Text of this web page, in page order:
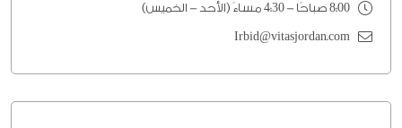
8:00 صباحًا - 4:30 مساءً (الأحد - الخميس)
Irbid@vitasjordan.com